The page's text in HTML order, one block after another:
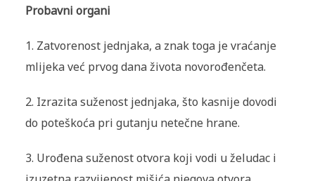
Probavni organi
1. Zatvorenost jednjaka, a znak toga je vraćanje
mlijeka već prvog dana života novorođenčeta.
2. Izrazita suženost jednjaka, što kasnije dovodi
do poteškoća pri gutanju netečne hrane.
3. Urođena suženost otvora koji vodi u želudac i